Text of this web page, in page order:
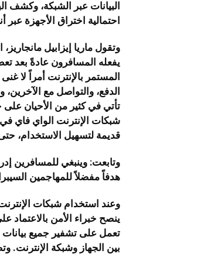
احتمالية اختراق الأجهزة
وتقول ماريا إيزابيل
يفعله المسافرون عادةً بعد
المستمر بالإنترنت أمراً لا
الدفع، والتواصل مع
شبكات الإنترنت الواي فاي
قديمة لتسهيل الاستخدام،
وتابعت: وينبغي للمسافرين
هدفاً مفضلاً للمهاجمين
وعند استخدام شبكات
بين الجهاز وشبكة